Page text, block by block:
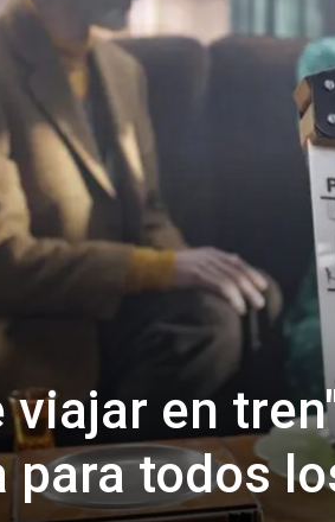
viajar en
para todos